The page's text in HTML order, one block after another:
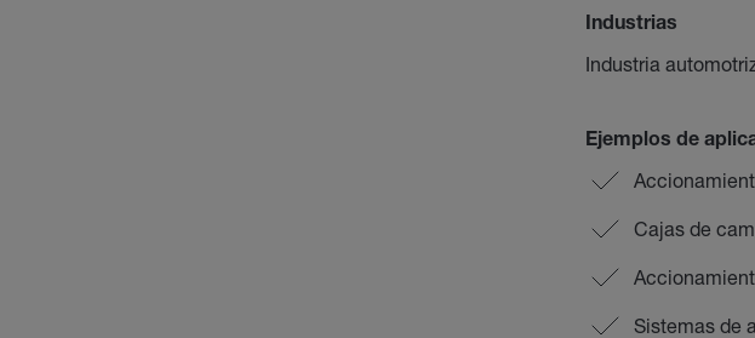
Industrias
Industria
Ejemplos de
Cajas de
Sistemas de